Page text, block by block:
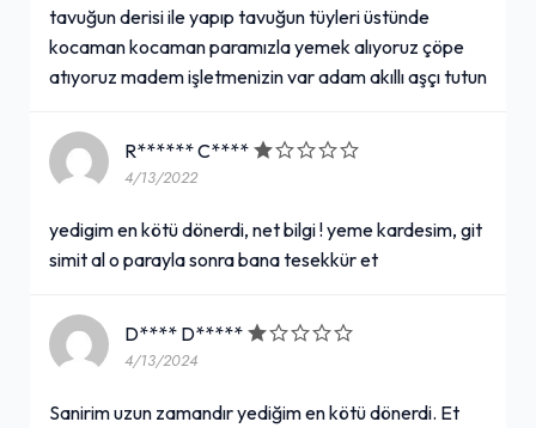
tavuğun derisi ile yapıp tavuğun tüyleri üstünde
kocaman kocaman paramızla yemek alıyoruz çöpe
atıyoruz madem işletmenizin var adam akıllı aşçı tutun
R****** C****
4/13/2022
yedigim en kötü dönerdi, net bilgi ! yeme kardesim, git
simit al o parayla sonra bana tesekkür et
D**** D*****
4/13/2024
Sanirim uzun zamandır yediğim en kötü dönerdi. Et